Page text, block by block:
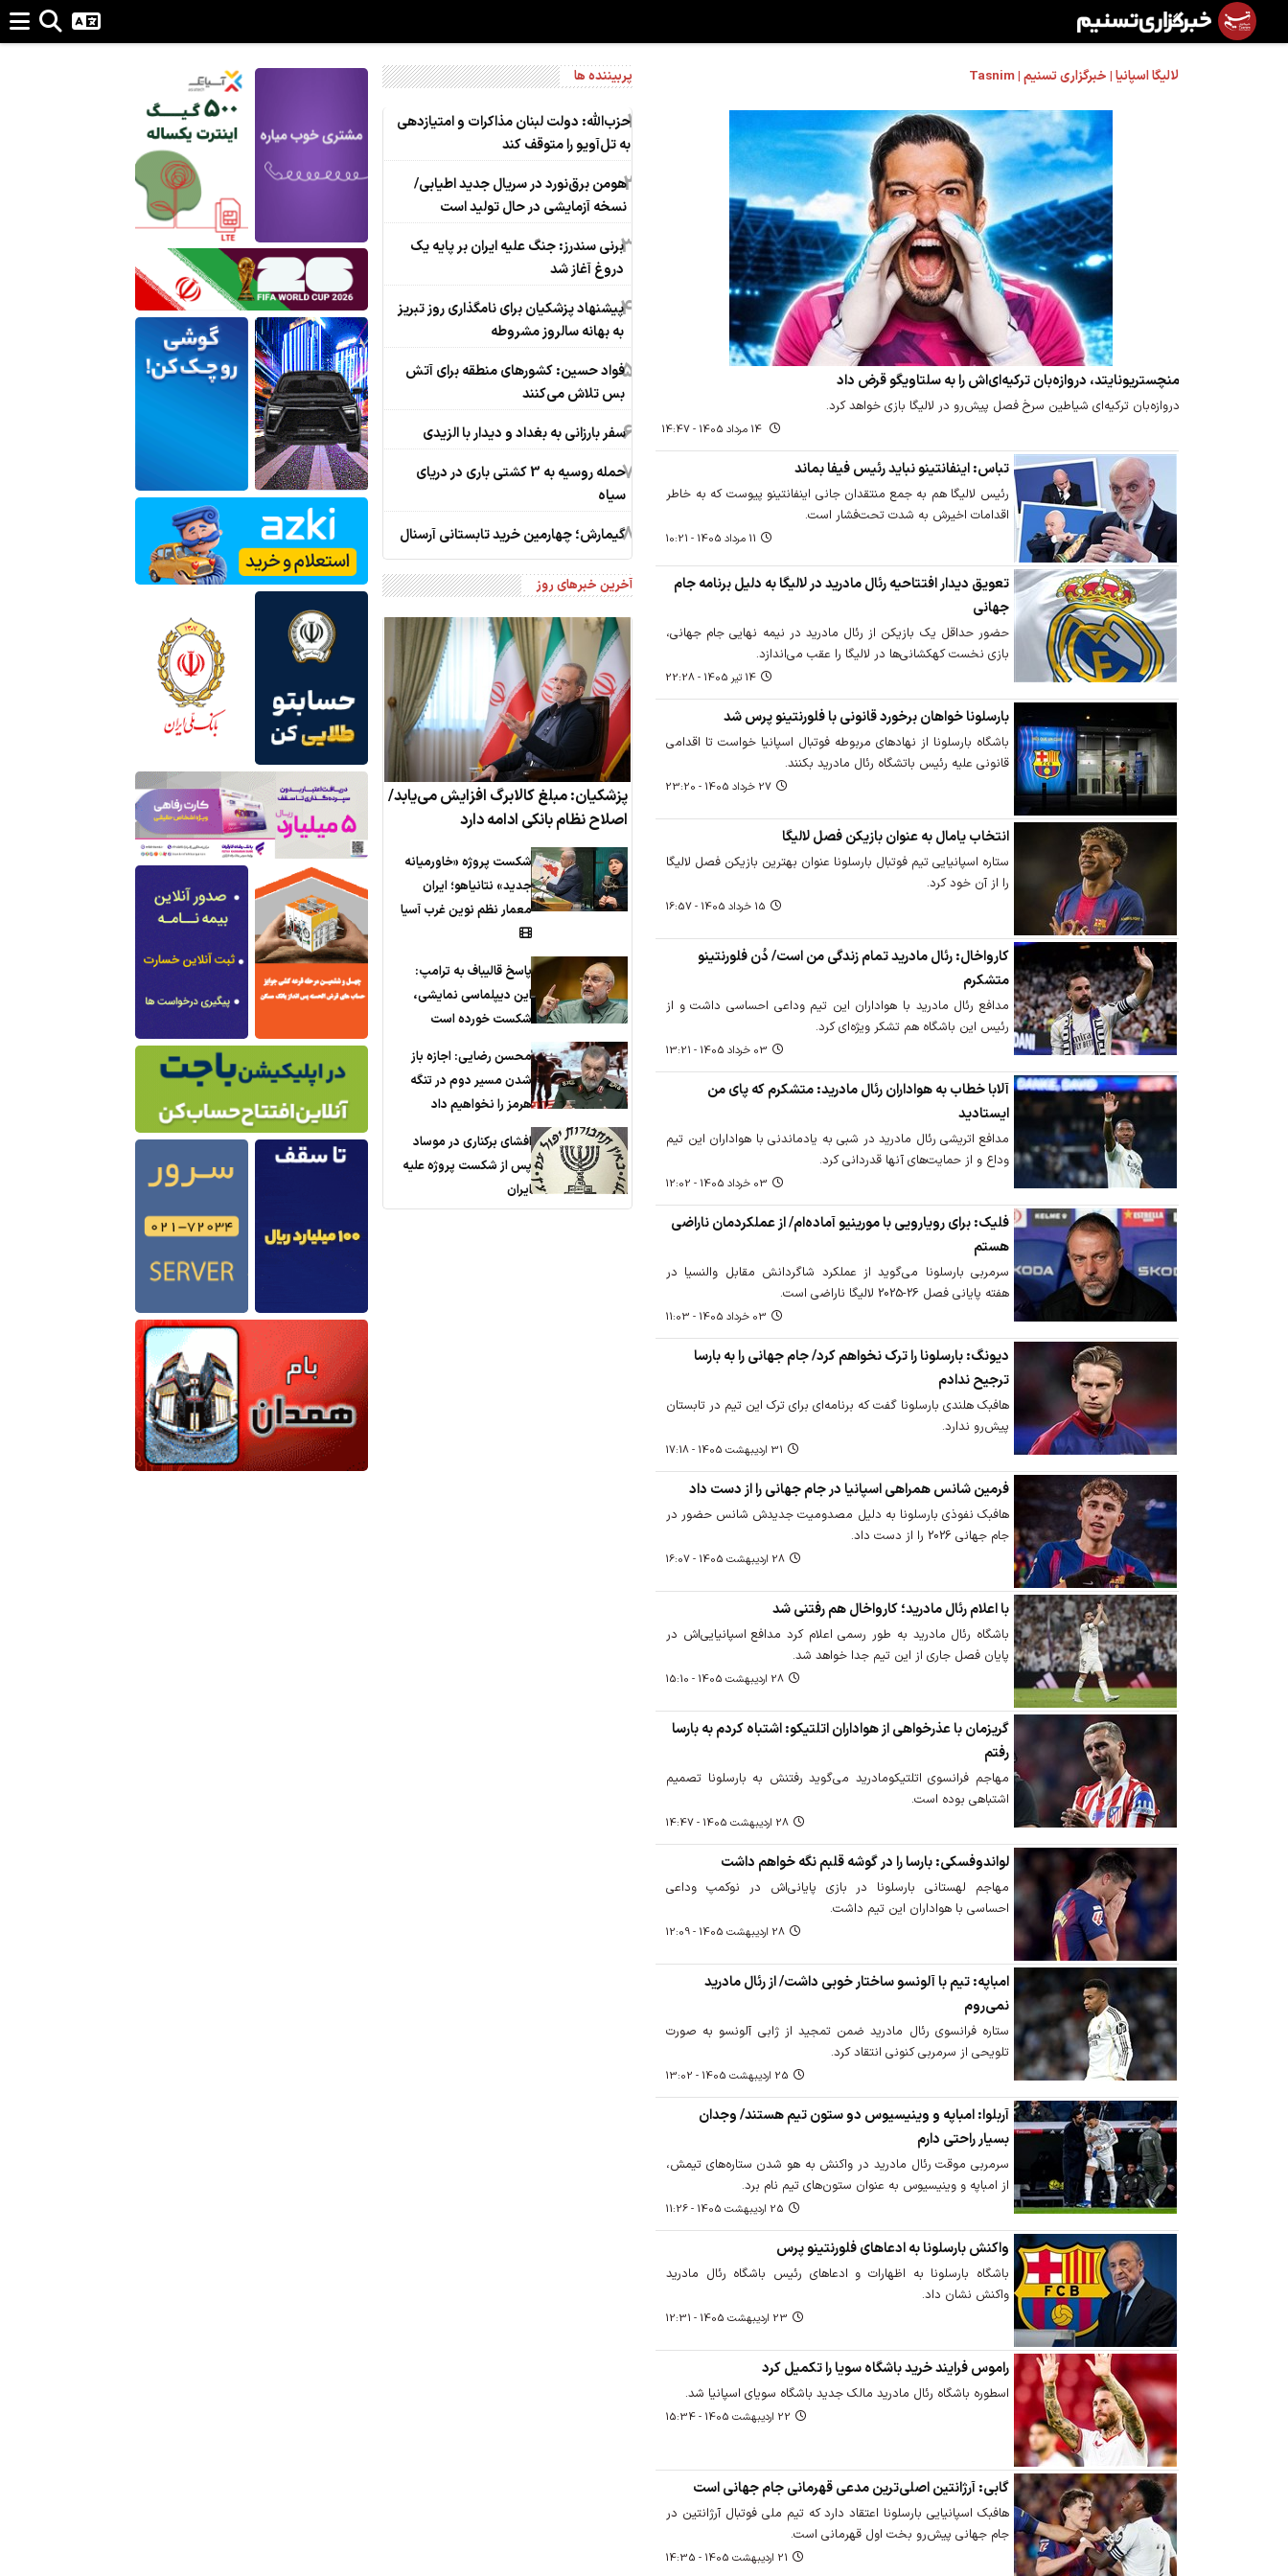
لالیگا اسپانیا | خبرگزاری تسنیم | Tasnim
منچستریونایتد، دروازه‌بان ترکیه‌ای‌اش را به سلتاویگو قرض داد
دروازه‌بان ترکیه‌ای شیاطین سرخ فصل پیش‌رو در لالیگا بازی خواهد کرد.
تباس: اینفانتینو نباید رئیس فیفا بماند
رئیس لالیگا هم به جمع منتقدان جانی اینفانتینو پیوست که به خاطر
اقدامات اخیرش به شدت تحت‌فشار است.
11 مرداد 1405 - 10:21
تعویق دیدار افتتاحیه رئال مادرید در لالیگا به دلیل برنامه جام
جهانی
حضور حداقل یک بازیکن از رئال مادرید در نیمه نهایی جام جهانی،
بازی نخست کهکشانی‌ها در لالیگا را عقب می‌اندازد.
14 تير 1405 - 22:28
بارسلونا خواهان برخورد قانونی با فلورنتینو پرس شد
باشگاه بارسلونا از نهادهای مربوطه فوتبال اسپانیا خواست تا اقدامی
قانونی علیه رئیس باتشگاه رئال مادرید بکنند.
27 خرداد 1405 - 23:20
انتخاب یامال به عنوان بازیکن فصل لالیگا
ستاره اسپانیایی تیم فوتبال بارسلونا عنوان بهترین بازیکن فصل لالیگا
را از آن خود کرد.
15 خرداد 1405 - 16:57
کارواخال: رئال مادرید تمام زندگی من است/ دُن فلورنتینو
متشکرم
مدافع رئال مادرید با هواداران این تیم وداعی احساسی داشت و از
رئیس این باشگاه هم تشکر ویژه‌ای کرد.
03 خرداد 1405 - 13:21
آلابا خطاب به هواداران رئال مادرید: متشکرم که پای من
ایستادید
مدافع اتریشی رئال مادرید در شبی به یادماندنی با هواداران این تیم
وداع و از حمایت‌های آنها قدردانی کرد.
03 خرداد 1405 - 12:02
فلیک: برای رویارویی با مورینیو آماده‌ام/ از عملکردمان ناراضی
هستم
سرمربی بارسلونا می‌گوید از عملکرد شاگردانش مقابل والنسیا در
هفته پایانی فصل 26-2025 لالیگا ناراضی است.
03 خرداد 1405 - 11:03
دیونگ: بارسلونا را ترک نخواهم کرد/ جام جهانی را به بارسا
ترجیح ندادم
هافبک هلندی بارسلونا گفت که برنامه‌ای برای ترک این تیم در تابستان
پیش‌رو ندارد.
31 ارديبهشت 1405 - 17:18
فرمین شانس همراهی اسپانیا در جام جهانی را از دست داد
هافبک نفوذی بارسلونا به دلیل مصدومیت جدیدش شانس حضور در
جام جهانی 2026 را از دست داد.
28 ارديبهشت 1405 - 16:07
با اعلام رئال مادرید؛ کارواخال هم رفتنی شد
باشگاه رئال مادرید به طور رسمی اعلام کرد مدافع اسپانیایی‌اش در
پایان فصل جاری از این تیم جدا خواهد شد.
28 ارديبهشت 1405 - 15:10
گریزمان با عذرخواهی از هواداران اتلتیکو: اشتباه کردم به بارسا
رفتم
مهاجم فرانسوی اتلتیکومادرید می‌گوید رفتنش به بارسلونا تصمیم
اشتباهی بوده است.
28 ارديبهشت 1405 - 14:47
لواندوفسکی: بارسا را ​​در گوشه قلبم نگه خواهم داشت
مهاجم لهستانی بارسلونا در بازی پایانی‌اش در نوکمپ وداعی
احساسی با هواداران این تیم داشت.
28 ارديبهشت 1405 - 12:09
امباپه: تیم با آلونسو ساختار خوبی داشت/ از رئال مادرید
نمی‌روم
ستاره فرانسوی رئال مادرید ضمن تمجید از ژابی آلونسو به صورت
تلویحی از سرمربی کنونی انتقاد کرد.
25 ارديبهشت 1405 - 13:02
آربلوا: امباپه و وینیسیوس دو ستون تیم هستند/ وجدان
بسیار راحتی دارم
سرمربی موقت رئال مادرید در واکنش به هو شدن ستاره‌های تیمش،
از امباپه و وینیسیوس به عنوان ستون‌های تیم نام برد.
25 ارديبهشت 1405 - 11:26
واکنش بارسلونا به ادعاهای فلورنتینو پرس
باشگاه بارسلونا به اظهارات و ادعاهای رئیس باشگاه رئال مادرید
واکنش نشان داد.
23 ارديبهشت 1405 - 12:31
راموس فرایند خرید باشگاه سویا را تکمیل کرد
اسطوره باشگاه رئال مادرید مالک جدید باشگاه سویای اسپانیا شد.
22 ارديبهشت 1405 - 15:34
گابی: آرژانتین اصلی‌ترین مدعی قهرمانی جام جهانی است
هافبک اسپانیایی بارسلونا اعتقاد دارد که تیم ملی فوتبال آرژانتین در
جام جهانی پیش‌رو بخت اول قهرمانی است.
21 ارديبهشت 1405 - 14:35
پربیننده ها
1حزب‌الله: دولت لبنان مذاکرات و امتیازدهی
به تل‌آویو را متوقف کند
2هومن برق‌نورد در سریال جدید اطیابی/
نسخه آزمایشی در حال تولید است
3برنی سندرز: جنگ علیه ایران بر پایه یک
دروغ آغاز شد
4پیشنهاد پزشکیان برای نامگذاری روز تبریز
به بهانه سالروز مشروطه
5فواد حسین: کشورهای منطقه برای آتش
بس تلاش می‌کنند
6سفر بارزانی به بغداد و دیدار با الزیدی
7
حمله روسیه به 3 کشتی باری در دریای
سیاه
8گیمارش؛ چهارمین خرید تابستانی آرسنال
آخرین خبرهای روز
پزشکیان: مبلغ کالابرگ افزایش می‌یابد/
اصلاح نظام بانکی ادامه دارد
شکست پروژه «خاورمیانه
جدید» نتانیاهو؛ ایران
معمار نظم نوین غرب آسیا
پاسخ قالیباف به ترامپ:
این دیپلماسی نمایشی،
شکست خورده است
محسن رضایی: اجازه باز
شدن مسیر دوم در تنگه
هرمز را نخواهیم داد
افشای برکناری در موساد
پس از شکست پروژه علیه
ایران